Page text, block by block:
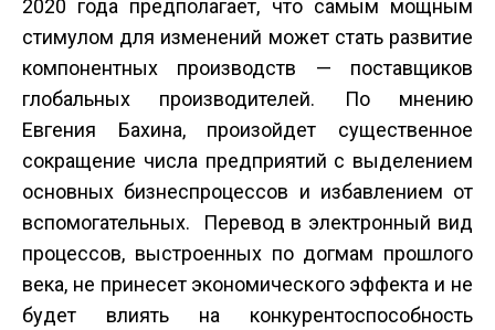
2020 года предполагает, что самым мощным
стимулом для изменений может стать развитие
компонентных производств — поставщиков
глобальных производителей. По мнению
Евгения Бахина, произойдет существенное
сокращение числа предприятий с выделением
основных бизнес­процессов и избавлением от
вспомогательных. Перевод в электронный вид
процессов, выстроенных по догмам прошлого
века, не принесет экономического эффекта и не
будет влиять на конкурентоспособность